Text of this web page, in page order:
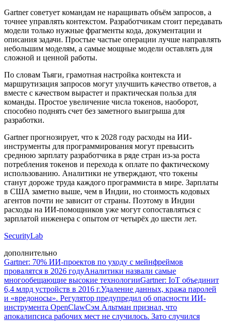
Gartner советует командам не наращивать объём запросов, а
точнее управлять контекстом. Разработчикам стоит передавать
модели только нужные фрагменты кода, документации и
описания задачи. Простые частые операции лучше направлять
небольшим моделям, а самые мощные модели оставлять для
сложной и ценной работы.
По словам Тьяги, грамотная настройка контекста и
маршрутизация запросов могут улучшить качество ответов, а
вместе с качеством вырастет и практическая польза для
команды. Простое увеличение числа токенов, наоборот,
способно поднять счет без заметного выигрыша для
разработки.
Gartner прогнозирует, что к 2028 году расходы на ИИ-
инструменты для программирования могут превысить
среднюю зарплату разработчика в ряде стран из-за роста
потребления токенов и перехода к оплате по фактическому
использованию. Аналитики не утверждают, что токены
станут дороже труда каждого программиста в мире. Зарплаты
в США заметно выше, чем в Индии, но стоимость кодовых
агентов почти не зависит от страны. Поэтому в Индии
расходы на ИИ-помощников уже могут сопоставляться с
зарплатой инженера с опытом от четырёх до шести лет.
SecurityLab
дополнительно
Gartner: 70% ИИ-проектов по уходу с мейнфреймов
провалятся в 2026 годуАналитики назвали самые
многообещающие высокие технологииGartner: IoT объединит
6,4 млрд устройств в 2016 г.Удаление данных, кража паролей
и «вредоносы». Регулятор предупредил об опасности ИИ-
инструмента OpenClawСэм Альтман признал, что
апокалипсиса рабочих мест не случилось. Зато случился